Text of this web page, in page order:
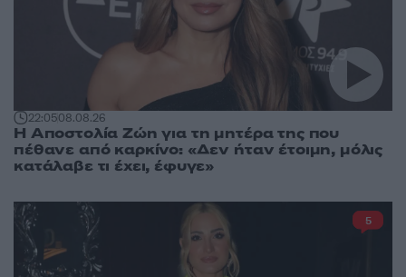
22:0508.08.26
Η Αποστολία Ζώη για τη μητέρα της που
πέθανε από καρκίνο: «Δεν ήταν έτοιμη, μόλις
κατάλαβε τι έχει, έφυγε»
5